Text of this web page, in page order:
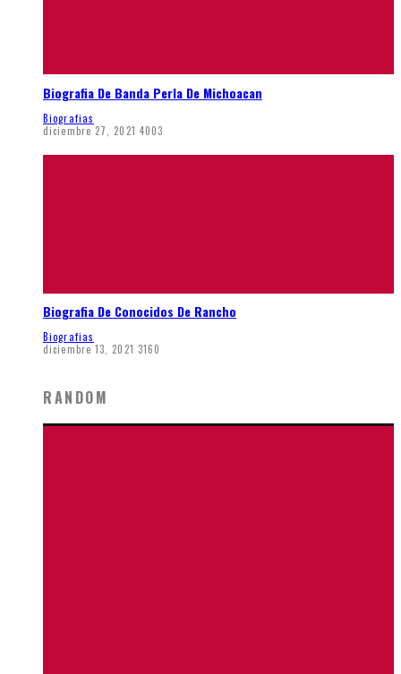
Biografia De Banda Perla De Michoacan
Biografias
diciembre 27, 2021 4003
Biografia De Conocidos De Rancho
Biografias
diciembre 13, 2021 3160
RANDOM